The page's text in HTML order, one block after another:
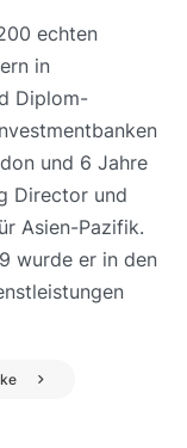
echten
in
Diplom-
und 6 Jahre
Director und
Asien-Pazifik.
wurde er in den